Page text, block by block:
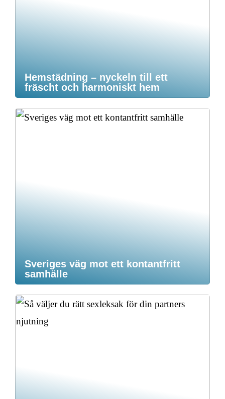
Hemstädning – nyckeln till ett
fräscht och harmoniskt hem
Sveriges väg mot ett kontantfritt
samhälle